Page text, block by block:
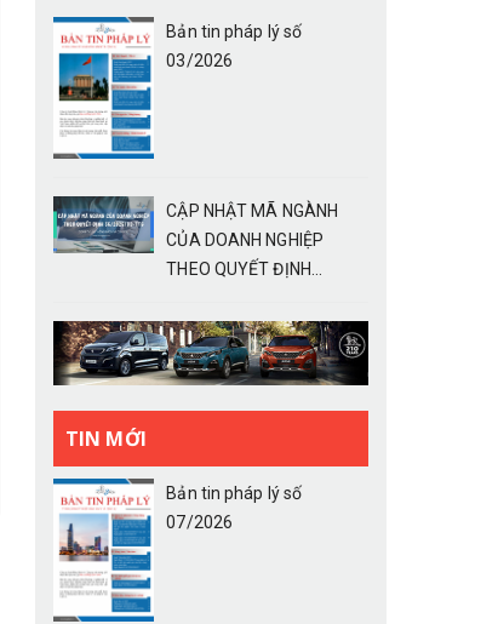
Bản tin pháp lý số
03/2026
CẬP NHẬT MÃ NGÀNH
CỦA DOANH NGHIỆP
THEO QUYẾT ĐỊNH...
TIN MỚI
Bản tin pháp lý số
07/2026